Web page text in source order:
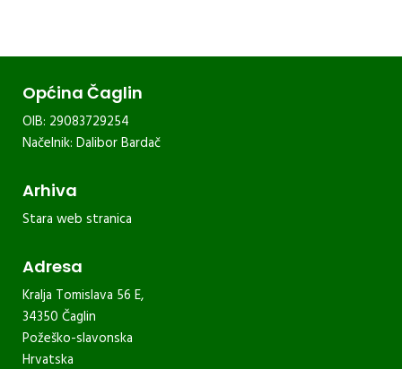
Općina Čaglin
OIB: 29083729254
Načelnik: Dalibor Bardač
Arhiva
Stara web stranica
Adresa
Kralja Tomislava 56 E,
34350 Čaglin
Požeško-slavonska
Hrvatska